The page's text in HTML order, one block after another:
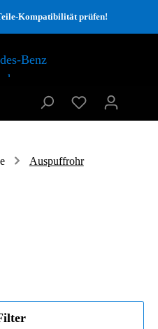
Kompatibilität prüfen!
Auspuffrohr